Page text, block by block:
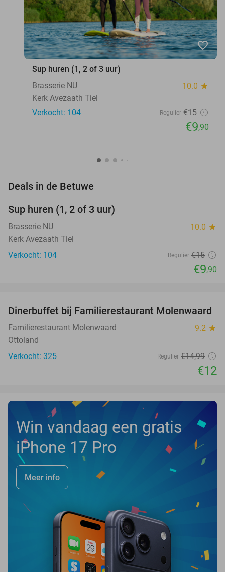
favorite_border
Sup huren (1, 2 of 3 uur)
Brasserie NU
10.0 star
Kerk Avezaath Tiel
Verkocht: 104
Regulier €15
€9,90
Deals in de Betuwe
Sup huren (1, 2 of 3 uur)
Brasserie NU 10.0 star
Kerk Avezaath Tiel
Verkocht: 104
Regulier €15
€9,90
20%
Dinerbuffet bij Familierestaurant Molenwaard
Familierestaurant Molenwaard 9.2 star
Ottoland
Verkocht: 325
Regulier €14,99
€12
Win vandaag een gratis
iPhone 17 Pro
Meer info